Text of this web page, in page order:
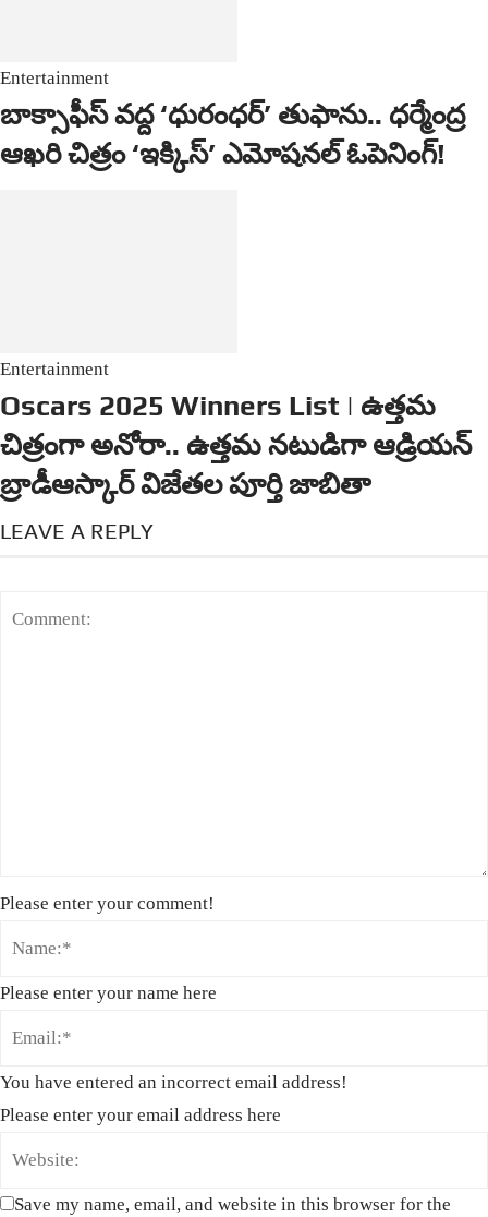
Entertainment
బాక్సాఫీస్ వద్ద ‘ధురంధర్’ తుఫాను.. ధర్మేంద్ర
ఆఖరి చిత్రం ‘ఇక్కిస్’ ఎమోషనల్ ఓపెనింగ్!
Entertainment
Oscars 2025 Winners List | ఉత్త‌మ
చిత్రంగా అనోరా.. ఉత్త‌మ న‌టుడిగా ఆడ్రియ‌న్
బ్రాడీఆస్కార్ విజేత‌ల పూర్తి జాబితా
LEAVE A REPLY
Please enter your comment!
Please enter your name here
You have entered an incorrect email address!
Please enter your email address here
Save my name, email, and website in this browser for the